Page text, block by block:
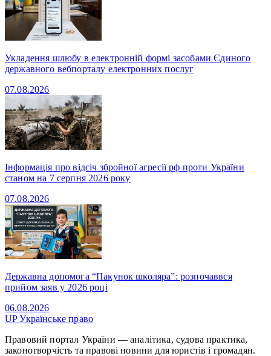
Укладення шлюбу в електронній формі засобами Єдиного
державного вебпорталу електронних послуг
07.08.2026
Інформація про відсіч збройної агресії рф проти України
станом на 7 серпня 2026 року
07.08.2026
Державна допомога “Пакунок школяра”: розпочаввся
прийом заяв у 2026 році
06.08.2026
UPУкраїнське право
Правовий портал України — аналітика, судова практика,
законотворчість та правові новини для юристів і громадян.